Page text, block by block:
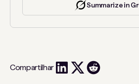
Summarize in
Compartilhar